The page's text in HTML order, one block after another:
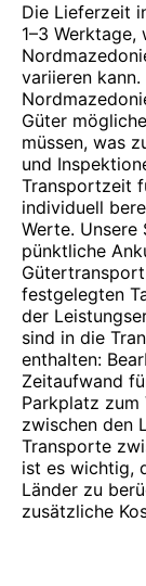
Die Lieferzeit
1–3
variieren
Güter
müssen, was
und
Transportzeit
individuell
Werte.
pünktliche
festgelegten
der
sind in die
enthalten:
Zeitaufwand
Parkplatz zum
zwischen den
Transporte
ist es wichtig,
Länder zu
zusätzliche